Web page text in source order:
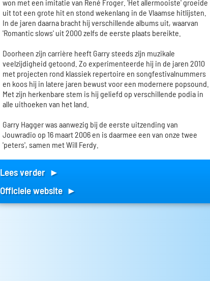
won met een imitatie van René Froger. 'Het allermooiste' groeide
uit tot een grote hit en stond wekenlang in de Vlaamse hitlijsten.
In de jaren daarna bracht hij verschillende albums uit, waarvan
'Romantic slows' uit 2000 zelfs de eerste plaats bereikte.
Doorheen zijn carrière heeft Garry steeds zijn muzikale
veelzijdigheid getoond. Zo experimenteerde hij in de jaren 2010
met projecten rond klassiek repertoire en songfestivalnummers
en koos hij in latere jaren bewust voor een modernere popsound.
Met zijn herkenbare stem is hij geliefd op verschillende podia in
alle uithoeken van het land.
Garry Hagger was aanwezig bij de eerste uitzending van
Jouwradio op 16 maart 2006 en is daarmee een van onze twee
'peters', samen met Will Ferdy.
Lees verder ►
Officiele website ►